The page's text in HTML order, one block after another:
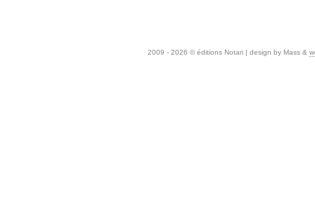
2009 - 2026 © éditions Notari | design by Mass &